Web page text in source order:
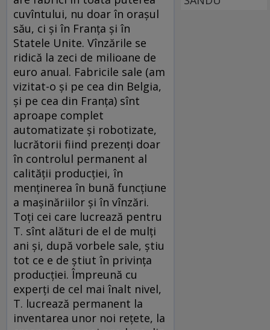
cuvîntului, nu doar în oraşul
său, ci şi în Franţa şi în
Statele Unite. Vînzările se
ridică la zeci de milioane de
euro anual. Fabricile sale (am
vizitat-o şi pe cea din Belgia,
şi pe cea din Franţa) sînt
aproape complet
automatizate şi robotizate,
lucrătorii fiind prezenţi doar
în controlul permanent al
calităţii producţiei, în
menţinerea în bună funcţiune
a maşinăriilor şi în vînzări.
Toţi cei care lucrează pentru
T. sînt alături de el de mulţi
ani şi, după vorbele sale, ştiu
tot ce e de ştiut în privinţa
producţiei. Împreună cu
experţi de cel mai înalt nivel,
T. lucrează permanent la
inventarea unor noi reţete, la